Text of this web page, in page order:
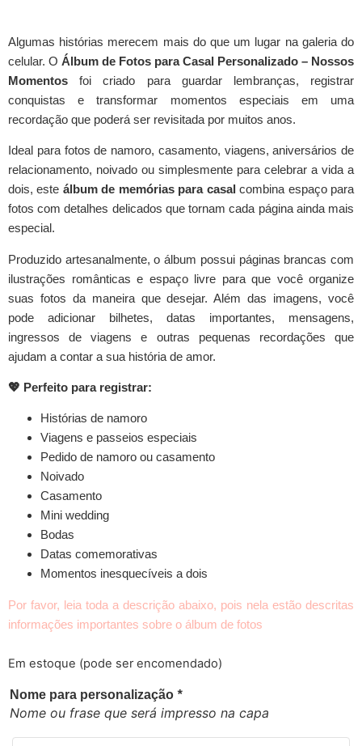
Algumas histórias merecem mais do que um lugar na galeria do
celular. O Álbum de Fotos para Casal Personalizado – Nossos
Momentos foi criado para guardar lembranças, registrar
conquistas e transformar momentos especiais em uma
recordação que poderá ser revisitada por muitos anos.
Ideal para fotos de namoro, casamento, viagens, aniversários de
relacionamento, noivado ou simplesmente para celebrar a vida a
dois, este álbum de memórias para casal combina espaço para
fotos com detalhes delicados que tornam cada página ainda mais
especial.
Produzido artesanalmente, o álbum possui páginas brancas com
ilustrações românticas e espaço livre para que você organize
suas fotos da maneira que desejar. Além das imagens, você
pode adicionar bilhetes, datas importantes, mensagens,
ingressos de viagens e outras pequenas recordações que
ajudam a contar a sua história de amor.
💖 Perfeito para registrar:
Histórias de namoro
Viagens e passeios especiais
Pedido de namoro ou casamento
Noivado
Casamento
Mini wedding
Bodas
Datas comemorativas
Momentos inesquecíveis a dois
Por favor, leia toda a descrição abaixo, pois nela estão descritas
informações importantes sobre o álbum de fotos
Em estoque (pode ser encomendado)
Nome para personalização *
Nome ou frase que será impresso na capa